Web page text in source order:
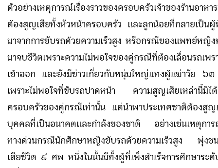
ตัวอย่างเหตุการณ์เรื่องราวของครอบครัวเจ้าของร้านอาหา
ต้องสูญเสียทั้งหัวหน้าครอบครัว และลูกน้อยที่กลายเป็น
มาจากการขับรถด้วยความเร็วสูง หรือกรณีของแพทย์หญิ
มาจบชีวิตเพราะความไม่พอใจของคู่กรณีที่ต้องเลื่อนรถเพร
เข้าออก และยังมีข่าวเกี่ยวกับหนุ่มใหญ่แทงผู้เฒ่าวัย ๖๓
เพราะไม่พอใจที่ขับรถปาดหน้า ความสูญเสียเหล่านี้มิได้
ครอบครัวของคู่กรณีเท่านั้น แต่นำพาประเทศชาติต้องสูญ
บุคคลที่เป็นอนาคตและกำลังของชาติ อย่างเช่นเหตุกา
ทางด่วนกรณีนักศึกษาหญิงขับรถด้วยความเร็วสูง พุ่งช
เสียชีวิต ๙ ศพ หนึ่งในนั้นมีทั้งผู้ที่เพิ่งสำเร็จการศึกษาระ